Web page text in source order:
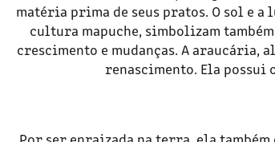
matéria prima de seus pratos. O sol e a
cultura mapuche, simbolizam
crescimento e mudanças. A araucária,
renascimento. Ela possui